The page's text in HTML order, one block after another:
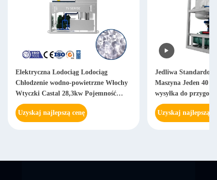
Elektryczna Lodociąg Lodociąg
Chłodzenie wodno-powietrzne Włochy
Wtyczki Castal 28,3kw Pojemność
chłodzenia 3500 kg Maszyna
Uzyskaj najlepszą cenę
Jedliwa
Maszyna Jeden 40
wysyłka do
Uzyskaj najlepszą